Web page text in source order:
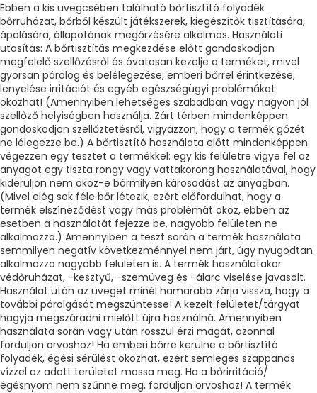
Ebben a kis üvegcsében található bőrtisztító folyadék
bőrruházat, bőrből készült játékszerek, kiegészítők tisztítására,
ápolására, állapotának megőrzésére alkalmas. Használati
utasítás: A bőrtisztítás megkezdése előtt gondoskodjon
megfelelő szellőzésről és óvatosan kezelje a terméket, mivel
gyorsan párolog és belélegezése, emberi bőrrel érintkezése,
lenyelése irritációt és egyéb egészségügyi problémákat
okozhat! (Amennyiben lehetséges szabadban vagy nagyon jól
szellőző helyiségben használja. Zárt térben mindenképpen
gondoskodjon szellőztetésről, vigyázzon, hogy a termék gőzét
ne lélegezze be.) A bőrtisztító használata előtt mindenképpen
végezzen egy tesztet a termékkel: egy kis felületre vigye fel az
anyagot egy tiszta rongy vagy vattakorong használatával, hogy
kiderüljön nem okoz-e bármilyen károsodást az anyagban.
(Mivel elég sok féle bőr létezik, ezért előfordulhat, hogy a
termék elszíneződést vagy más problémát okoz, ebben az
esetben a használatát fejezze be, nagyobb felületen ne
alkalmazza.) Amennyiben a teszt során a termék használata
semmilyen negatív következménnyel nem járt, úgy nyugodtan
alkalmazza nagyobb felületen is. A termék használatakor
védőruházat, -kesztyű, -szemüveg és -álarc viselése javasolt.
Használat után az üveget minél hamarabb zárja vissza, hogy a
további párolgását megszüntesse! A kezelt felületet/tárgyat
hagyja megszáradni mielőtt újra használná. Amennyiben
használata során vagy után rosszul érzi magát, azonnal
forduljon orvoshoz! Ha emberi bőrre kerülne a bőrtisztító
folyadék, égési sérülést okozhat, ezért semleges szappanos
vízzel az adott területet mossa meg. Ha a bőrirritáció/
égésnyom nem szűnne meg, forduljon orvoshoz! A termék